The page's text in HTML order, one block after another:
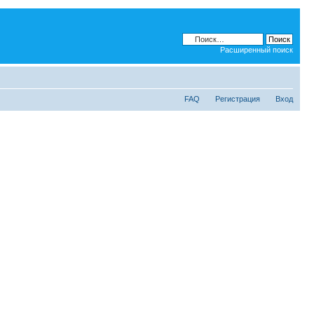
Расширенный поиск
FAQ Регистрация Вход